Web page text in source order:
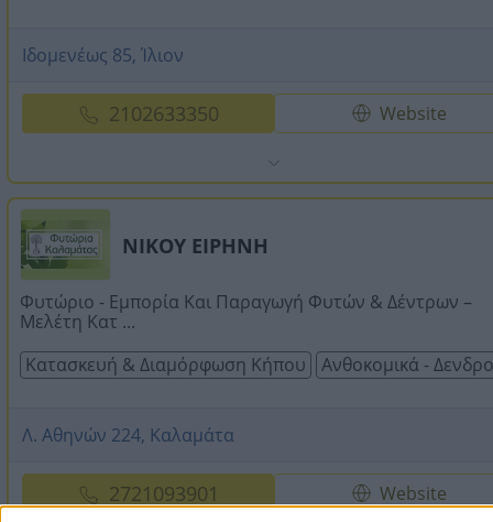
Ιδομενέως 85, Ίλιον
2102633350 Website
ΝΙΚΟΥ ΕΙΡΗΝΗ
Φυτώριο - Εμπορία Και Παραγωγή Φυτών & Δέντρων –
Μελέτη Κατ ...
Κατασκευή & Διαμόρφωση Κήπου
Ανθοκομικά -
Λ. Αθηνών 224, Καλαμάτα
2721093901 Website